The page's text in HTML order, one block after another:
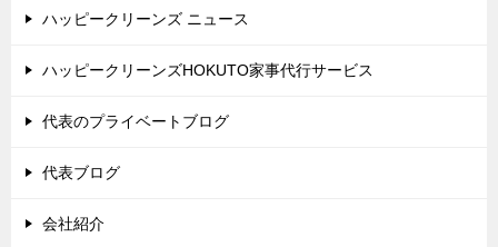
ハッピークリーンズ ニュース
ハッピークリーンズHOKUTO家事代行サービス
代表のプライベートブログ
代表ブログ
会社紹介